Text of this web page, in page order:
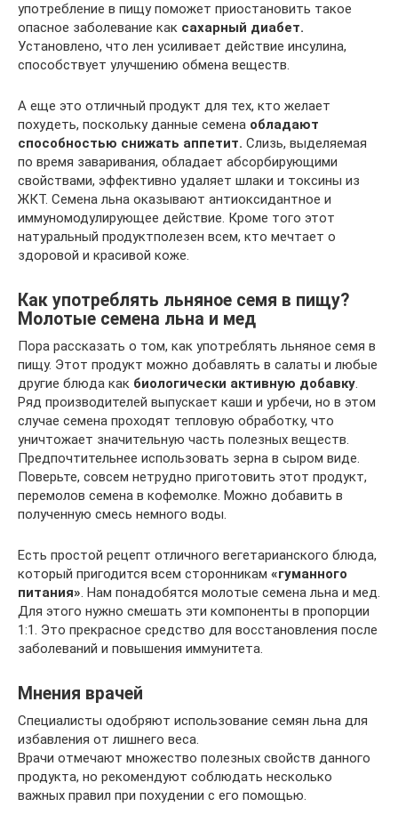
употребление в пищу поможет приостановить такое
опасное заболевание как сахарный диабет.
Установлено, что лен усиливает действие инсулина,
способствует улучшению обмена веществ.
А еще это отличный продукт для тех, кто желает
похудеть, поскольку данные семена обладают
способностью снижать аппетит. Слизь, выделяемая
по время заваривания, обладает абсорбирующими
свойствами, эффективно удаляет шлаки и токсины из
ЖКТ. Семена льна оказывают антиоксидантное и
иммуномодулирующее действие. Кроме того этот
натуральный продуктполезен всем, кто мечтает о
здоровой и красивой коже.
Как употреблять льняное семя в пищу?
Молотые семена льна и мед
Пора рассказать о том, как употреблять льняное семя в
пищу. Этот продукт можно добавлять в салаты и любые
другие блюда как биологически активную добавку.
Ряд производителей выпускает каши и урбечи, но в этом
случае семена проходят тепловую обработку, что
уничтожает значительную часть полезных веществ.
Предпочтительнее использовать зерна в сыром виде.
Поверьте, совсем нетрудно приготовить этот продукт,
перемолов семена в кофемолке. Можно добавить в
полученную смесь немного воды.
Есть простой рецепт отличного вегетарианского блюда,
который пригодится всем сторонникам «гуманного
питания». Нам понадобятся молотые семена льна и мед.
Для этого нужно смешать эти компоненты в пропорции
1:1. Это прекрасное средство для восстановления после
заболеваний и повышения иммунитета.
Мнения врачей
Специалисты одобряют использование семян льна для
избавления от лишнего веса.
Врачи отмечают множество полезных свойств данного
продукта, но рекомендуют соблюдать несколько
важных правил при похудении с его помощью.